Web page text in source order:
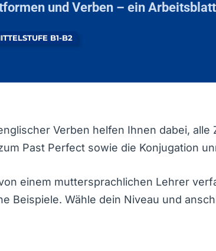
und Verben – ein
B1-B2
Verben helfen Ihnen dabei, alle
Past Perfect sowie die Konjugation
einem muttersprachlichen Lehrer
Beispiele. Wähle dein Niveau und